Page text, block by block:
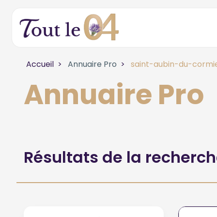
Accueil Annuaire Pro saint-aubin-du-
Annuaire Pro
Résultats de la